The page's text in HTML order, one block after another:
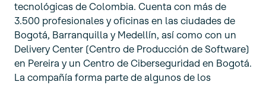
tecnológicas de Colombia. Cuenta con más de
3.500 profesionales y oficinas en las ciudades de
Bogotá, Barranquilla y Medellín, así como con un
Delivery Center (Centro de Producción de Software)
en Pereira y un Centro de Ciberseguridad en Bogotá.
La compañía forma parte de algunos de los